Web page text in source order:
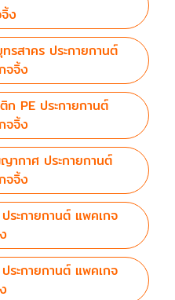
ง
รสาคร ประกายกานต์
จจิ้ง
PE ประกายกานต์
จจิ้ง
กาศ ประกายกานต์
จจิ้ง
ระกายกานต์ แพคเกจ
ระกายกานต์ แพคเกจ